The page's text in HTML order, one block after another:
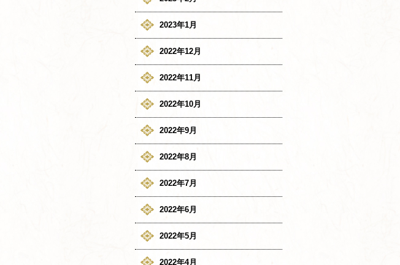
2023年1月
2022年12月
2022年11月
2022年10月
2022年9月
2022年8月
2022年7月
2022年6月
2022年5月
2022年4月